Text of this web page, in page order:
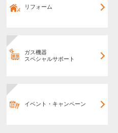
リフォーム
ガス機器
スペシャルサポート
イベント・キャンペーン